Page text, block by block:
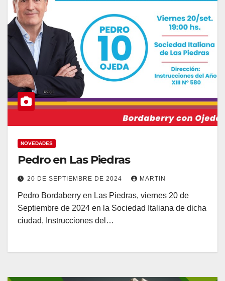
NOVEDADES
Pedro en Las Piedras
20 DE SEPTIEMBRE DE 2024 MARTIN
Pedro Bordaberry en Las Piedras, viernes 20 de
Septiembre de 2024 en la Sociedad Italiana de dicha
ciudad, Instrucciones del…